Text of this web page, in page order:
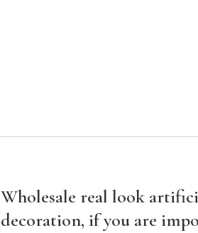
Wholesale real look
decoration, if you are